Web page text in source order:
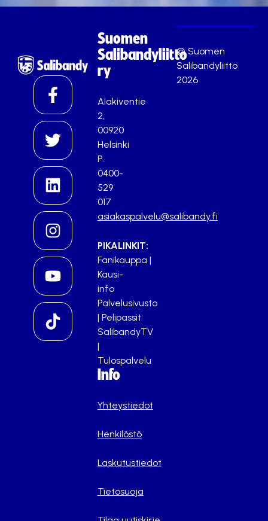
Suomen
Salibandyliitto
ry
Alakiventie
2,
00920
Helsinki
P.
0400-
529
017
asiakaspalvelu@salibandy.fi
PIKALINKIT:
Fanikauppa |
Kausi-
info
Palvelusivusto
| Pelipassit
SalibandyTV
|
Tulospalvelu
Info
Yhteystiedot
Henkilöstö
Laskutustiedot
Tietosuoja
© Suomen
Salibandyliitto
2026